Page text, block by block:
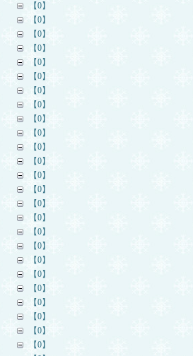
【0】
【0】
【0】
【0】
【0】
【0】
【0】
【0】
【0】
【0】
【0】
【0】
【0】
【0】
【0】
【0】
【0】
【0】
【0】
【0】
【0】
【0】
【0】
【0】
【0】